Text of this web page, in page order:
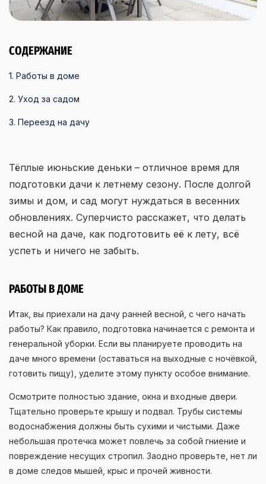
СОДЕРЖАНИЕ
1. Работы в доме
2. Уход за садом
3. Переезд на дачу
Тёплые июньские деньки – отличное время для
подготовки дачи к летнему сезону. После долгой
зимы и дом, и сад могут нуждаться в весенних
обновлениях. Суперчисто расскажет, что делать
весной на даче, как подготовить её к лету, всё
успеть и ничего не забыть.
РАБОТЫ В ДОМЕ
Итак, вы приехали на дачу ранней весной, с чего начать
работы? Как правило, подготовка начинается с ремонта и
генеральной уборки. Если вы планируете проводить на
даче много времени (оставаться на выходные с ночёвкой,
готовить пищу), уделите этому пункту особое внимание.
Осмотрите полностью здание, окна и входные двери.
Тщательно проверьте крышу и подвал. Трубы системы
водоснабжения должны быть сухими и чистыми. Даже
небольшая протечка может повлечь за собой гниение и
повреждение несущих стропил. Заодно проверьте, нет ли
в доме следов мышей, крыс и прочей живности.